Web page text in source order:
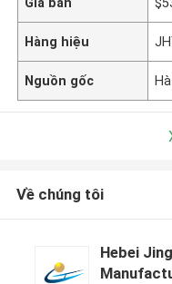
Hàng hiệu
Nguồn gốc
Về chúng tôi
Hebei